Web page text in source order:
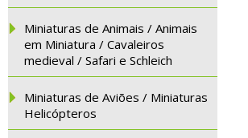
Miniaturas de Animais / Animais
em Miniatura / Cavaleiros
medieval / Safari e Schleich
Miniaturas de Aviões / Miniaturas
Helicópteros